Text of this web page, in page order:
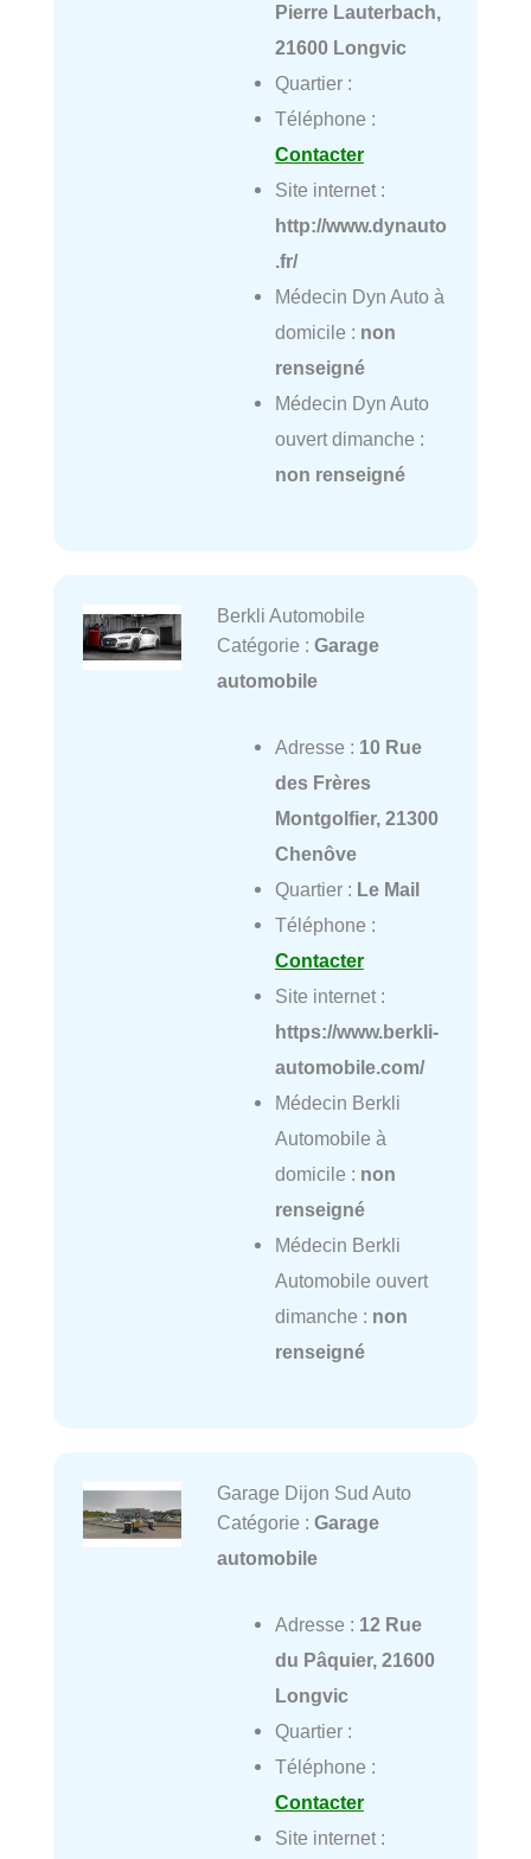
Pierre Lauterbach,
21600 Longvic
Quartier :
Téléphone :
Contacter
Site internet :
http://www.dynauto
.fr/
Médecin Dyn Auto à
domicile : non
renseigné
Médecin Dyn Auto
ouvert dimanche :
non renseigné
Berkli Automobile
Catégorie : Garage
automobile
Adresse : 10 Rue
des Frères
Montgolfier, 21300
Chenôve
Quartier : Le Mail
Téléphone :
Contacter
Site internet :
https://www.berkli-
automobile.com/
Médecin Berkli
Automobile à
domicile : non
renseigné
Médecin Berkli
Automobile ouvert
dimanche : non
renseigné
Garage Dijon Sud Auto
Catégorie : Garage
automobile
Adresse : 12 Rue
du Pâquier, 21600
Longvic
Quartier :
Téléphone :
Contacter
Site internet :